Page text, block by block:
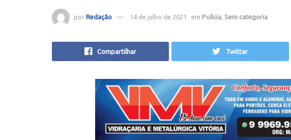
por Redação 14 de julho de 2021 em Polícia Sem categoria
Compartilhar Twittar